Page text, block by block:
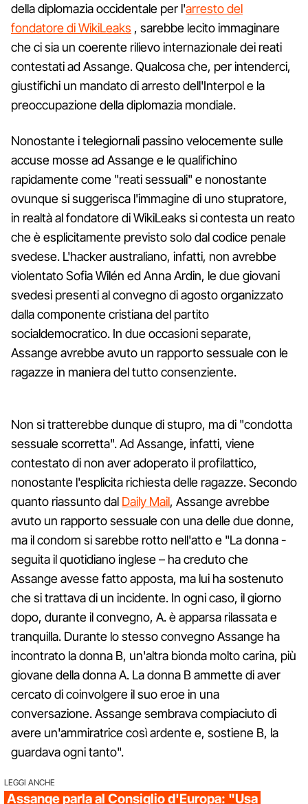
della diplomazia occidentale per l'arresto del
fondatore di WikiLeaks , sarebbe lecito immaginare
che ci sia un coerente rilievo internazionale dei reati
contestati ad Assange. Qualcosa che, per intenderci,
giustifichi un mandato di arresto dell'Interpol e la
preoccupazione della diplomazia mondiale.
Nonostante i telegiornali passino velocemente sulle
accuse mosse ad Assange e le qualifichino
rapidamente come "reati sessuali" e nonostante
ovunque si suggerisca l'immagine di uno stupratore,
in realtà al fondatore di WikiLeaks si contesta un reato
che è esplicitamente previsto solo dal codice penale
svedese. L'hacker australiano, infatti, non avrebbe
violentato Sofia Wilén ed Anna Ardin, le due giovani
svedesi presenti al convegno di agosto organizzato
dalla componente cristiana del partito
socialdemocratico. In due occasioni separate,
Assange avrebbe avuto un rapporto sessuale con le
ragazze in maniera del tutto consenziente.
Non si tratterebbe dunque di stupro, ma di "condotta
sessuale scorretta". Ad Assange, infatti, viene
contestato di non aver adoperato il profilattico,
nonostante l'esplicita richiesta delle ragazze. Secondo
quanto riassunto dal Daily Mail, Assange avrebbe
avuto un rapporto sessuale con una delle due donne,
ma il condom si sarebbe rotto nell'atto e "La donna -
seguita il quotidiano inglese – ha creduto che
Assange avesse fatto apposta, ma lui ha sostenuto
che si trattava di un incidente. In ogni caso, il giorno
dopo, durante il convegno, A. è apparsa rilassata e
tranquilla. Durante lo stesso convegno Assange ha
incontrato la donna B, un'altra bionda molto carina, più
giovane della donna A. La donna B ammette di aver
cercato di coinvolgere il suo eroe in una
conversazione. Assange sembrava compiaciuto di
avere un'ammiratrice così ardente e, sostiene B, la
guardava ogni tanto".
LEGGI ANCHE
Assange parla al Consiglio d'Europa: "Usa